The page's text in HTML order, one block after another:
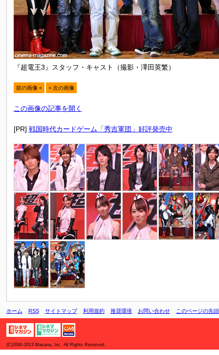
『超電王3』スタッフ・キャスト（撮影・澤田英繁）
前の画像 < > 次の画像
この画像の記事を開く
[PR] 戦国時代カードゲーム「秀吉軍団」好評発売中
ホーム RSS サイトマップ 利用規約 推奨環境 お問い合わせ このページの先頭
(C)2000-2013 Masana, Inc. All Rights Reserved.